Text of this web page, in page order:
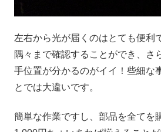
左右から光が届くのはとても便利
隅々まで確認することができ、さ
手位置が分かるのがイイ！些細な
とでは大違いです。
簡単な作業ですし、部品を全てを